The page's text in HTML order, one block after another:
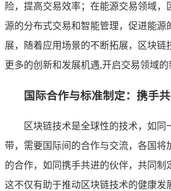
险，提高交易效率；在能源交易领域，
源的分布式交易和智能管理，促进能源
展，随着应用场景的不断拓展，区块链
更多的创新和发展机遇,开启交易领域的
国际合作与标准制定：携手
区块链技术是全球性的技术，如同
带，需要国际间的合作与交流，各国将
的合作，如同携手共进的伙伴，共同制
这不仅有助于推动区块链技术的健康发